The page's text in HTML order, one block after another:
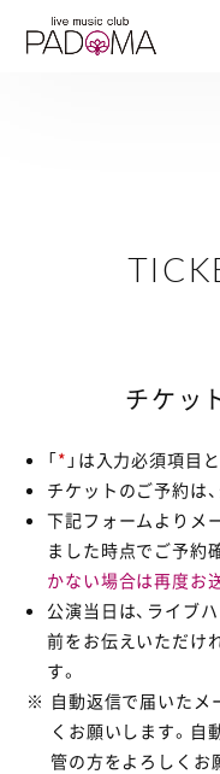
チケッ
「* 」は入力必須項目
チケットのご予約は
下記フォームよりメ
ました時点でご予約
かない場合は再度お
公演当日は、ライブ
前をお伝えいただけ
す。
自動返信で届いたメ
くお願いします。自
管の方をよろしくお